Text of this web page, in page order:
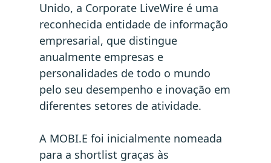
Unido, a Corporate LiveWire é uma
reconhecida entidade de informação
empresarial, que distingue
anualmente empresas e
personalidades de todo o mundo
pelo seu desempenho e inovação em
diferentes setores de atividade.
A MOBI.E foi inicialmente nomeada
para a shortlist graças às